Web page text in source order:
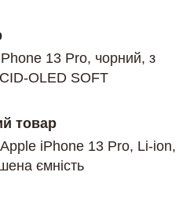
13 Pro, чорний, з
OLED SOFT
товар
iPhone 13 Pro, Li-ion,
ємність